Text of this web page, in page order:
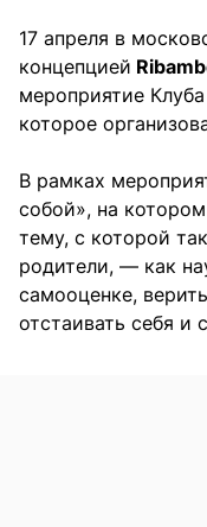
17 апреля в
концепцией
мероприятие
которое
В рамках
собой», на
тему, с которой
родители, — как
самооценке,
отстаивать себя и